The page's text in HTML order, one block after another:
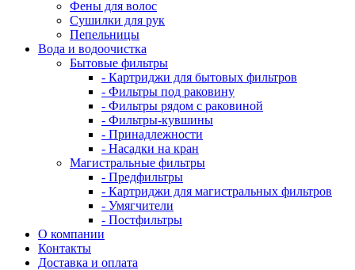
Фены для волос
Сушилки для рук
Пепельницы
Вода и водоочистка
Бытовые фильтры
- Картриджи для бытовых фильтров
- Фильтры под раковину
- Фильтры рядом с раковиной
- Фильтры-кувшины
- Принадлежности
- Насадки на кран
Магистральные фильтры
- Предфильтры
- Картриджи для магистральных фильтров
- Умягчители
- Постфильтры
О компании
Контакты
Доставка и оплата